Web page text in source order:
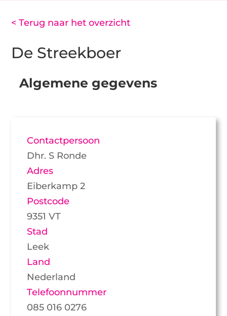
< Terug naar het overzicht
De Streekboer
Algemene gegevens
Contactpersoon
Dhr. S Ronde
Adres
Eiberkamp 2
Postcode
9351 VT
Stad
Leek
Land
Nederland
Telefoonnummer
085 016 0276